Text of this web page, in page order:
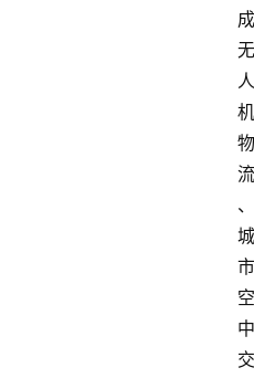
成
无
人
机
物
流
、
城
市
空
中
交